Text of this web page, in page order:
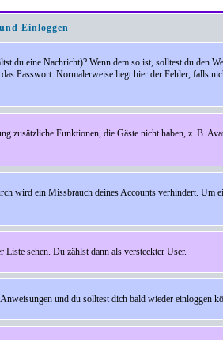
Einloggen
eine Nachricht)? Wenn dem so ist, solltest du den
Passwort. Normalerweise liegt hier der Fehler, falls
zusätzliche Funktionen, die Gäste nicht haben, z. B.
wird ein Missbrauch deines Accounts verhindert. Um
sehen. Du zählst dann als versteckter User.
und du solltest dich bald wieder einloggen